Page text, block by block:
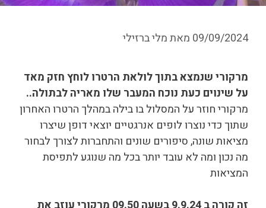
09/09/2024 מאתמלי ברזילי
מרקורי שנמצא בתוך לולאת הרטרו לוחץ חזק מאד
על שינוים כעת נוכח המעבר שלו מאריה לבתולה..
מרקורי חוזר על המסלול בו בילה במהלך הרטרו האחרון
שתוך כדי נוצרו לופים אנרגטיים יוצאי דופן שיצרו
מציאות שונה, סיפורים שונים והתחברות לצורך לבחור
מה נכון ומה לא עובד יותר בכל מה שנוגע לתפיסת
המציאות